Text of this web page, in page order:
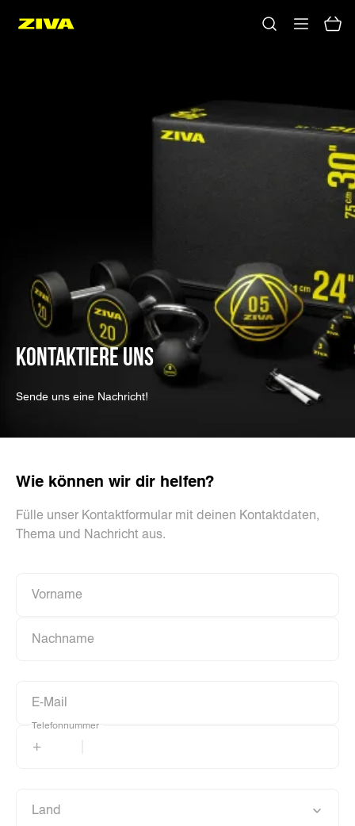
KONTAKTIERE UNS
Sende uns eine Nachricht!
Wie können wir dir helfen?
Fülle unser Kontaktformular mit deinen Kontaktdaten,
Thema und Nachricht aus.
Vorname
Nachname
E-Mail
+
Telefonnummer
Telefonnummer
Land